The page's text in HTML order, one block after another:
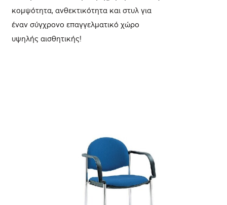
κομψότητα, ανθεκτικότητα και στυλ για
έναν σύγχρονο επαγγελματικό χώρο
υψηλής αισθητικής!
ΛΕΠΤΟΜΈΡΕΙΕΣ